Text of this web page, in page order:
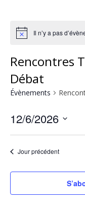
Il n’y a pas
Rencontres
Débat
Évènements
12/6/2026
Sélectionnez
date.
Jour précédent